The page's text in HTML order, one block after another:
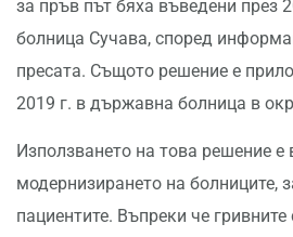
за пръв път бяха въведени през
болница Сучава, според
пресата. Същото решение е
2019 г. в държавна болница в
Използването на това решение
модернизирането на болниците,
пациентите. Въпреки че гривните